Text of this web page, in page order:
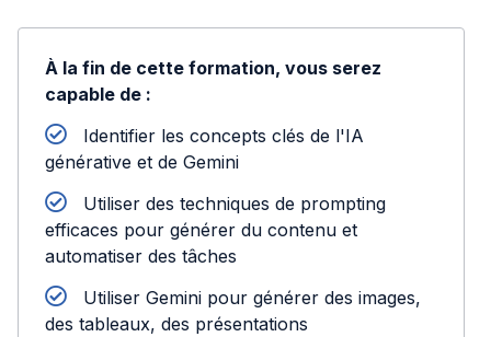
À la fin de cette formation, vous serez
capable de :
Identifier les concepts clés de l'IA
générative et de Gemini
Utiliser des techniques de prompting
efficaces pour générer du contenu et
automatiser des tâches
Utiliser Gemini pour générer des images,
des tableaux, des présentations